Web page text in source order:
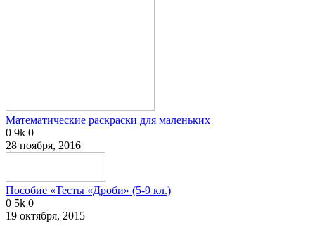
Математические раскраски для маленьких
0 9k 0
28 ноября, 2016
Пособие «Тесты «Дроби» (5-9 кл.)
0 5k 0
19 октября, 2015